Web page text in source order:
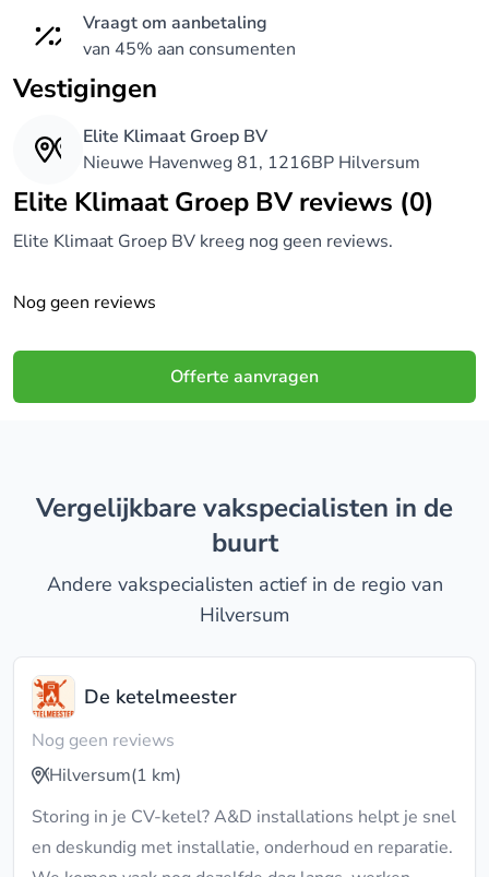
Vraagt om aanbetaling
van 45% aan consumenten
Vestigingen
Elite Klimaat Groep BV
Nieuwe Havenweg 81, 1216BP Hilversum
Elite Klimaat Groep BV reviews (0)
Elite Klimaat Groep BV kreeg nog geen reviews.
Nog geen reviews
Offerte aanvragen
Vergelijkbare vakspecialisten in de
buurt
Andere vakspecialisten actief in de regio van
Hilversum
De ketelmeester
Nog geen reviews
Hilversum(1 km)
Storing in je CV-ketel? A&D installations helpt je snel
en deskundig met installatie, onderhoud en reparatie.